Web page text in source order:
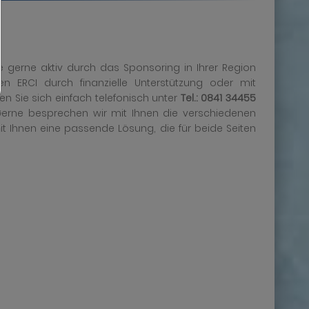
gerne aktiv durch das Sponsoring in Ihrer Region
ERCI durch finanzielle Unterstützung oder mit
Sie sich einfach telefonisch unter Tel.: 0841 34455
besprechen wir mit Ihnen die verschiedenen
eine passende Lösung, die für beide Seiten